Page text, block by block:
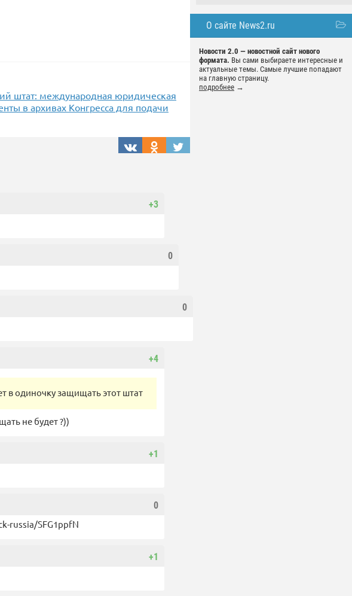
О сайте News2.ru
Новости 2.0 — новостной сайт нового
формата. Вы сами выбираете интересные и
актуальные темы. Самые лучшие попадают
на главную страницу.
подробнее →
штат: международная юридическая
в архивах Конгресса для подачи
+3
0
0
+4
в одиночку защищать этот штат
не будет ?))
+1
0
russia/SFG1ppfN
+1